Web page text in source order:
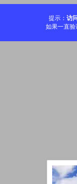
提示： 访
如果一直验